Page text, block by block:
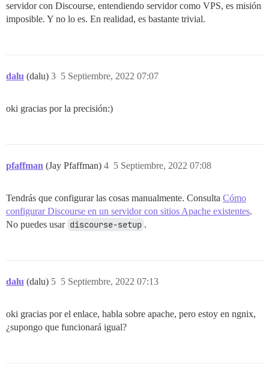
servidor con Discourse, entendiendo servidor como VPS, es misión
imposible. Y no lo es. En realidad, es bastante trivial.
dalu (dalu) 5 Septiembre, 2022 07:07
3
oki gracias por la precisión:)
pfaffman (Jay Pfaffman) 5 Septiembre, 2022 07:08
4
Tendrás que configurar las cosas manualmente. Consulta Cómo
configurar Discourse en un servidor con sitios Apache existentes.
No puedes usar discourse-setup .
dalu (dalu) 5 Septiembre, 2022 07:13
5
oki gracias por el enlace, habla sobre apache, pero estoy en ngnix,
¿supongo que funcionará igual?